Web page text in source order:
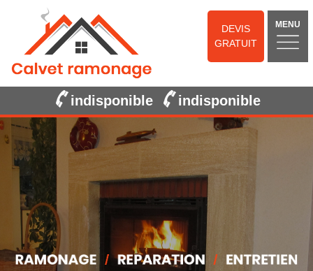
DEVIS
GRATUIT
MENU
indisponible indisponible